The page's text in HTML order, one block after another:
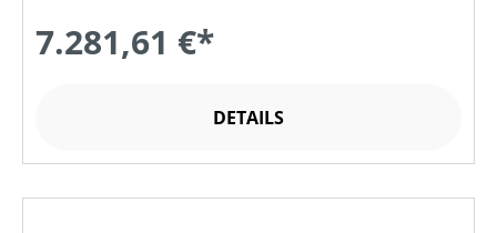
7.281,61 €*
DETAILS